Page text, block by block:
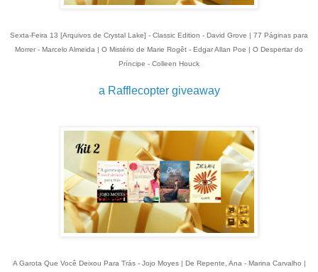
Sexta-Feira 13 [Arquivos de Crystal Lake] - Classic Edition - David Grove | 77 Páginas para
Morrer - Marcelo Almeida | O Mistério de Marie Rogêt - Edgar Allan Poe | O Despertar do
Príncipe - Colleen Houck
a Rafflecopter giveaway
A Garota Que Você Deixou Para Trás - Jojo Moyes | De Repente, Ana - Marina Carvalho |